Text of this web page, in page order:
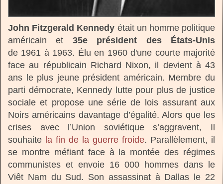
John Fitzgerald Kennedy était un homme politique
américain et 35e président des États-Unis
de 1961 à 1963. Élu en 1960 d'une courte majorité
face au républicain Richard Nixon, il devient à 43
ans le plus jeune président américain. Membre du
parti démocrate, Kennedy lutte pour plus de justice
sociale et propose une série de lois assurant aux
Noirs américains davantage d’égalité. Alors que les
crises avec l’Union soviétique s’aggravent, Il
souhaite la fin de la guerre froide. Parallèlement, il
se montre méfiant face à la montée des régimes
communistes et envoie 16 000 hommes dans le
Viêt Nam du Sud. Son assassinat à Dallas le 22